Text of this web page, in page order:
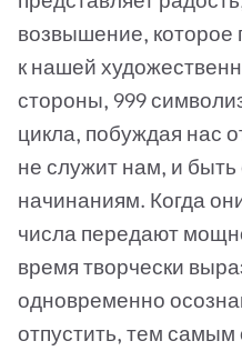
возвышение, которое
к нашей
стороны, 999
цикла, побуждая нас
не служит нам, и
начинаниям. Когда
числа передают
время творчески
одновременно
отпустить, тем